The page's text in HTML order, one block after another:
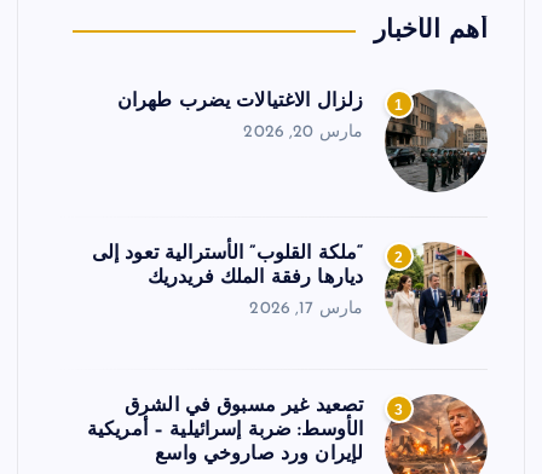
أهم الأخبار
1 زلزال الاغتيالات يضرب طهران
مارس 20, 2026
2
“ملكة القلوب” الأسترالية تعود إلى
ديارها رفقة الملك فريدريك
مارس 17, 2026
3
تصعيد غير مسبوق في الشرق
الأوسط: ضربة إسرائيلية – أمريكية
لإيران ورد صاروخي واسع